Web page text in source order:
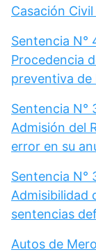
Casación
Sentencia N°
Procedencia
preventiva de
Sentencia N°
Admisión del
error en su
Sentencia N°
Admisibilidad
sentencias
Autos de